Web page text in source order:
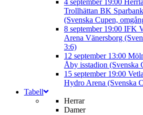
4 september 19:00
Trollhättan BK
(Svenska Cupen,
8 september 19:00 IFK
Arena Vänersborg
3:6)
12 september 13:00
Åby isstadion (Svenska
15 september 19:00
Hydro Arena (Svenska
Tabell
Herrar
Damer